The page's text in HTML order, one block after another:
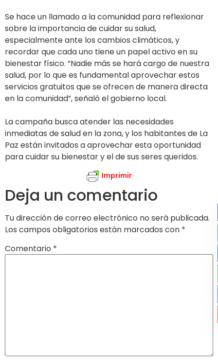
Se hace un llamado a la comunidad para reflexionar
sobre la importancia de cuidar su salud,
especialmente ante los cambios climáticos, y
recordar que cada uno tiene un papel activo en su
bienestar físico. “Nadie más se hará cargo de nuestra
salud, por lo que es fundamental aprovechar estos
servicios gratuitos que se ofrecen de manera directa
en la comunidad”, señaló el gobierno local.
La campaña busca atender las necesidades
inmediatas de salud en la zona, y los habitantes de La
Paz están invitados a aprovechar esta oportunidad
para cuidar su bienestar y el de sus seres queridos.
Imprimir
Deja un comentario
Tu dirección de correo electrónico no será publicada.
Los campos obligatorios están marcados con *
Comentario *